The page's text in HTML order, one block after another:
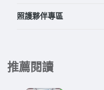
照護夥伴專區
推薦閱讀